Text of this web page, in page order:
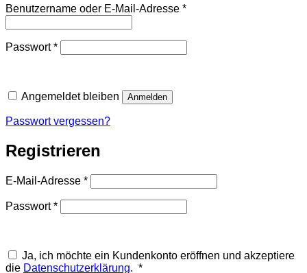
Benutzername oder E-Mail-Adresse *Erforderlich
Passwort*Erforderlich
Angemeldet bleiben Anmelden
Passwort vergessen?
Registrieren
E-Mail-Adresse *Erforderlich
Passwort*Erforderlich
Ja, ich möchte ein Kundenkonto eröffnen und akzeptiere
die Datenschutzerklärung. *Erforderlich